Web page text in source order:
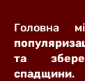
Головна
та
спадщини.